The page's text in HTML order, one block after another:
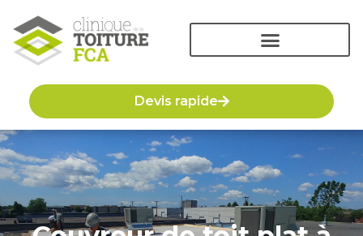
Devis rapide